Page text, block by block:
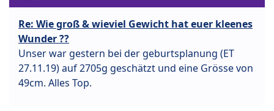
Re: Wie groß & wieviel Gewicht hat euer kleenes
Wunder ??
Unser war gestern bei der geburtsplanung (ET
27.11.19) auf 2705g geschätzt und eine Grösse von
49cm. Alles Top.